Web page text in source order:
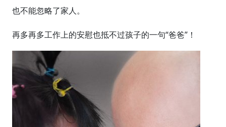
也不能忽略了家人。
再多再多工作上的安慰也抵不过孩子的一句“爸爸”！